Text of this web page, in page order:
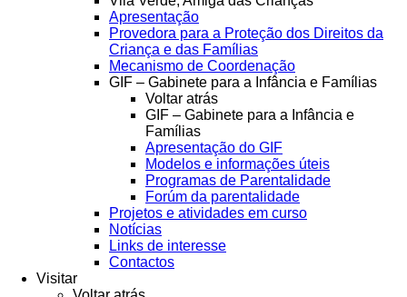
Apresentação
Provedora para a Proteção dos Direitos da
Criança e das Famílias
Mecanismo de Coordenação
GIF – Gabinete para a Infância e Famílias
Voltar atrás
GIF – Gabinete para a Infância e
Famílias
Apresentação do GIF
Modelos e informações úteis
Programas de Parentalidade
Forúm da parentalidade
Projetos e atividades em curso
Notícias
Links de interesse
Contactos
Visitar